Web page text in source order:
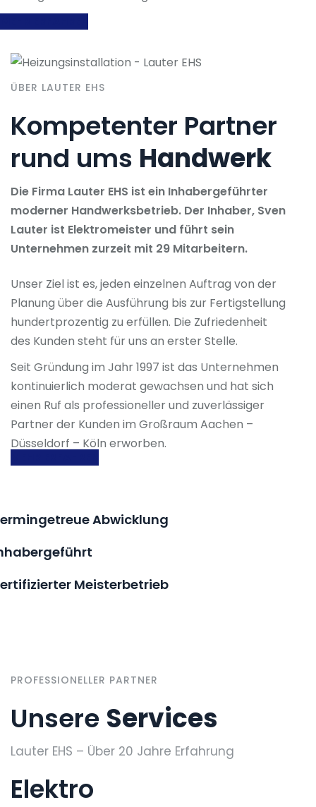
ÜBER LAUTER EHS
Kompetenter Partner
rund ums Handwerk
Die Firma Lauter EHS ist ein Inhabergeführter
moderner Handwerksbetrieb. Der Inhaber, Sven
Lauter ist Elektromeister und führt sein
Unternehmen zurzeit mit 29 Mitarbeitern.
Unser Ziel ist es, jeden einzelnen Auftrag von der
Planung über die Ausführung bis zur Fertigstellung
hundertprozentig zu erfüllen. Die Zufriedenheit
des Kunden steht für uns an erster Stelle.
Seit Gründung im Jahr 1997 ist das Unternehmen
kontinuierlich moderat gewachsen und hat sich
einen Ruf als professioneller und zuverlässiger
Partner der Kunden im Großraum Aachen –
Düsseldorf – Köln erworben.
Abwicklung
Meisterbetrieb
PROFESSIONELLER PARTNER
Unsere Services
Lauter EHS – Über 20 Jahre Erfahrung
Elektro